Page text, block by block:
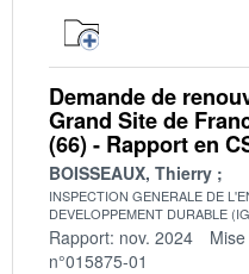
Demande de
Grand Site de
(66) - Rapport en
BOISSEAUX, Thierry
INSPECTION GENERALE DE
DEVELOPPEMENT DURABLE
Rapport: nov. 2024
n°015875-01